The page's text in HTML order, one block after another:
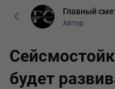
будет
Главный
Автор